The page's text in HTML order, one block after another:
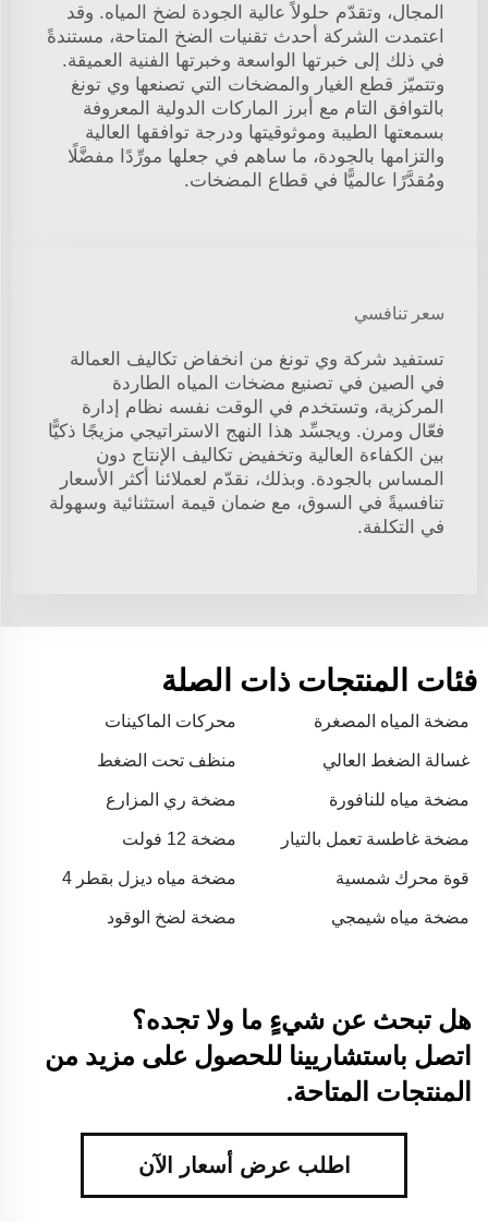
المجال، وتقدّم حلولاً عالية الجودة لضخ المياه. وقد
اعتمدت الشركة أحدث تقنيات الضخ المتاحة، مستندةً
في ذلك إلى خبرتها الواسعة وخبرتها الفنية العميقة.
وتتميّز قطع الغيار والمضخات التي تصنعها وي تونغ
بالتوافق التام مع أبرز الماركات الدولية المعروفة
بسمعتها الطيبة وموثوقيتها ودرجة توافقها العالية
والتزامها بالجودة، ما ساهم في جعلها مورِّدًا مفضَّلًا
ومُقدَّرًا عالميًّا في قطاع المضخات.
سعر تنافسي
تستفيد شركة وي تونغ من انخفاض تكاليف العمالة
في الصين في تصنيع مضخات المياه الطاردة
المركزية، وتستخدم في الوقت نفسه نظام إدارة
فعّال ومرن. ويجسِّد هذا النهج الاستراتيجي مزيجًا ذكيًّا
بين الكفاءة العالية وتخفيض تكاليف الإنتاج دون
المساس بالجودة. وبذلك، نقدّم لعملائنا أكثر الأسعار
تنافسيةً في السوق، مع ضمان قيمة استثنائية وسهولة
في التكلفة.
فئات المنتجات ذات الصلة
مضخة المياه المصغرة محركات الماكينات
غسالة الضغط العالي منظف تحت الضغط
مضخة مياه للنافورة
مضخة ري المزارع
مضخة غاطسة تعمل بالتيار
مضخة 12 فولت
قوة محرك شمسية
مضخة مياه ديزل بقطر 4
مضخة مياه شيمجي
مضخة لضخ الوقود
هل تبحث عن شيءٍ ما ولا تجده؟
اتصل باستشاريينا للحصول على مزيد من
المنتجات المتاحة.
اطلب عرض أسعار الآن